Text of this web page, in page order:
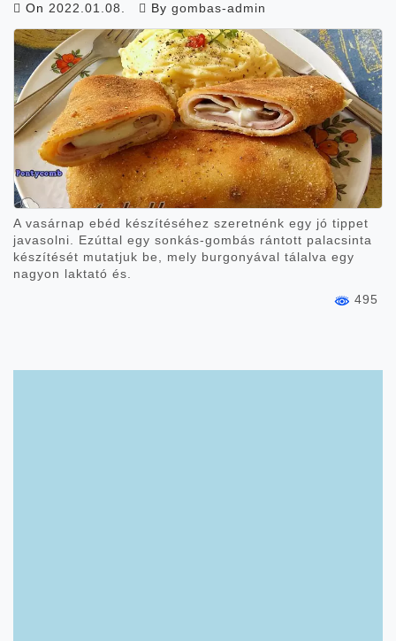
On 2022.01.08. By gombas-admin
A vasárnap ebéd készítéséhez szeretnénk egy jó tippet
javasolni. Ezúttal egy sonkás-gombás rántott palacsinta
készítését mutatjuk be, mely burgonyával tálalva egy
nagyon laktató és.
495